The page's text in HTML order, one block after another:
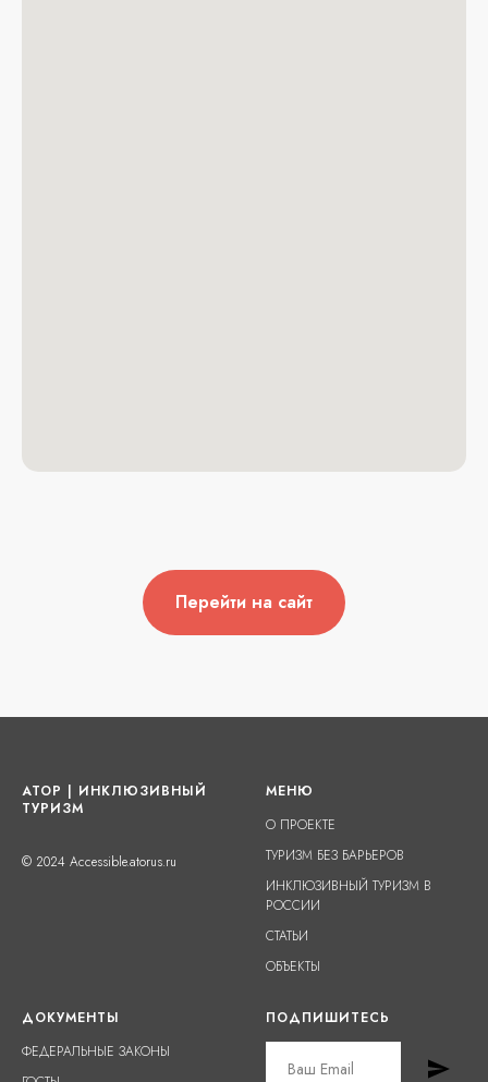
Перейти на сайт
АТОР | ИНКЛЮЗИВНЫЙ
ТУРИЗМ
© 2024 Accessible.atorus.ru
МЕНЮ
О ПРОЕКТЕ
ТУРИЗМ БЕЗ БАРЬЕРОВ
ИНКЛЮЗИВНЫЙ ТУРИЗМ В
РОССИИ
СТАТЬИ
ОБЪЕКТЫ
ДОКУМЕНТЫ
ФЕДЕРАЛЬНЫЕ ЗАКОНЫ
ПОДПИШИТЕСЬ